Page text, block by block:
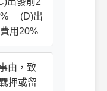
(D)出
用20%
由，致
押或留